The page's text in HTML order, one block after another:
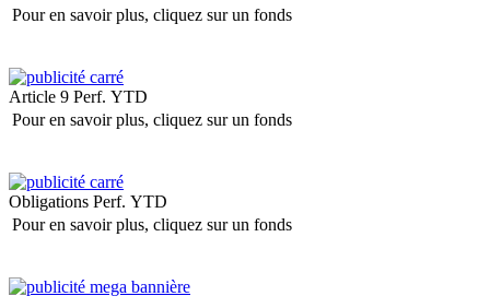
Pour en savoir plus, cliquez sur un fonds
Article 9 Perf. YTD
Pour en savoir plus, cliquez sur un fonds
Obligations Perf. YTD
Pour en savoir plus, cliquez sur un fonds